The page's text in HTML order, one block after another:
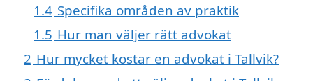
1.4 Specifika områden av praktik
1.5 Hur man väljer rätt advokat
2 Hur mycket kostar en advokat i Tallvik?